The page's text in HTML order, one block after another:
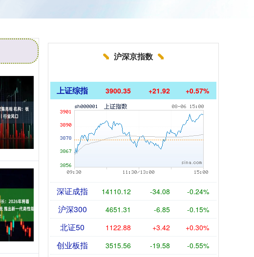
沪深京指数
上证综指 3900.35 +21.92 +0.57%
深证成指 14110.12 -34.08 -0.24%
沪深300 4651.31 -6.85 -0.15%
北证50 1122.88 +3.42 +0.30%
创业板指 3515.56 -19.58 -0.55%